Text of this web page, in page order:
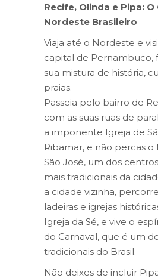
Recife, Olinda e Pipa:
Nordeste Brasileiro
Viaja até o Nordeste e
capital de Pernambuco,
sua mistura de história,
praias.
Passeia pelo bairro de
com as suas ruas de
a imponente Igreja de
Ribamar, e não percas
São José, um dos
mais tradicionais da
a cidade vizinha,
ladeiras e igrejas
Igreja da Sé, e vive o
do Carnaval, que é um
tradicionais do Brasil.
Não deixes de incluir